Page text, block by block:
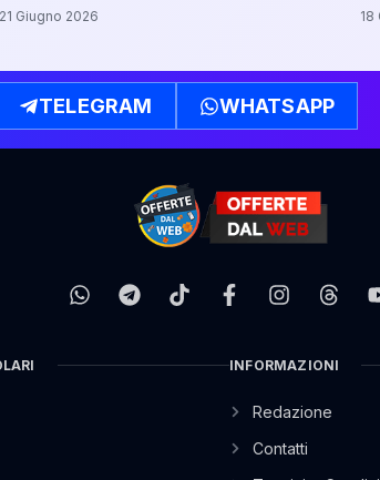
21 Giugno 2026 18
TELEGRAM WHATSAPP
INFORMAZIONI
Redazione
Contatti